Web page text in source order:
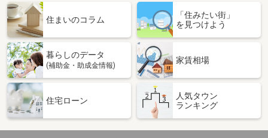
岐阜県瑞浪市稲津町小里
4.50万円
岐阜県瑞浪市稲津町小里
専有面積
間取り
2DK
岐阜県大垣市本今４丁目
価 格
4.30万円
住まいのコラム
「住みたい街」
を見つけよう
暮らしのデータ
(補助金・助成金情報)
家賃相場
住宅ローン
人気タウン
ランキング